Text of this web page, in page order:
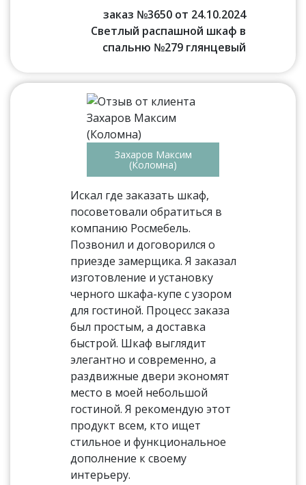
заказ №3650 от 24.10.2024
Светлый распашной шкаф в
спальню №279 глянцевый
Захаров Максим
(Коломна)
Искал где заказать шкаф,
посоветовали обратиться в
компанию Росмебель.
Позвонил и договорился о
приезде замерщика. Я заказал
изготовление и установку
черного шкафа-купе с узором
для гостиной. Процесс заказа
был простым, а доставка
быстрой. Шкаф выглядит
элегантно и современно, а
раздвижные двери экономят
место в моей небольшой
гостиной. Я рекомендую этот
продукт всем, кто ищет
стильное и функциональное
дополнение к своему
интерьеру.